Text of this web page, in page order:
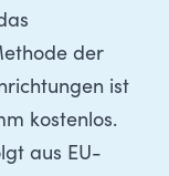
der
ist
kostenlos.
aus EU-